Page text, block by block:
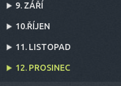
9. ZÁŘÍ
10.ŘÍJEN
11. LISTOPAD
12. PROSINEC